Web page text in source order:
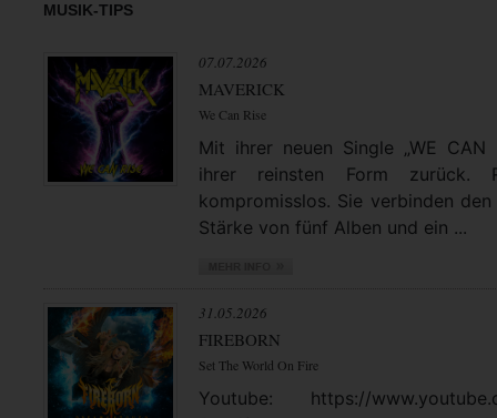
MUSIK-TIPS
07.07.2026
MAVERICK
We Can Rise
Mit ihrer neuen Single „WE CAN
ihrer reinsten Form zurück.
kompromisslos. Sie verbinden
Stärke von fünf Alben und ein ...
31.05.2026
FIREBORN
Set The World On Fire
Youtube: https://